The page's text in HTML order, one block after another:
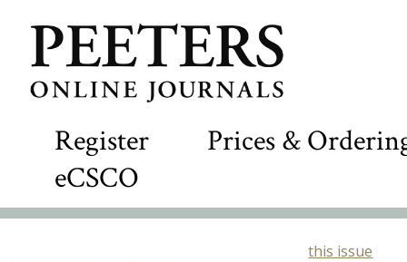
Register
Prices &
eCSCO
this issue